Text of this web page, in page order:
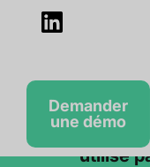
Demander
une démo
Le
utilisé